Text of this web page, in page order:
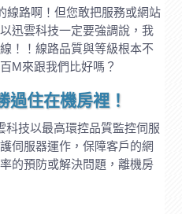
線路啊！但您敢把服務或網站
迅雲科技一定要強調說，我
！！線路品質與等級根本不
M來跟我們比好嗎？
過住在機房裡！
科技以最高環控品質監控伺服
伺服器運作，保障客戶的網
的預防或解決問題，離機房